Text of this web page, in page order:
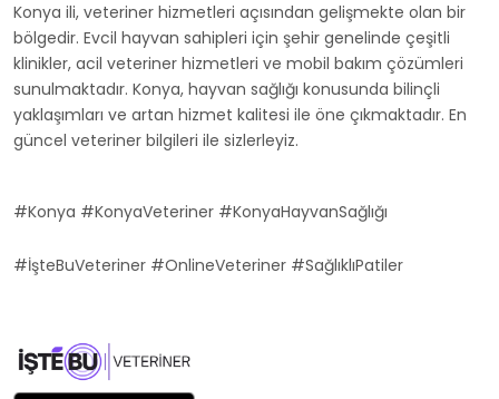
Konya ili, veteriner hizmetleri açısından gelişmekte olan bir
bölgedir. Evcil hayvan sahipleri için şehir genelinde çeşitli
klinikler, acil veteriner hizmetleri ve mobil bakım çözümleri
sunulmaktadır. Konya, hayvan sağlığı konusunda bilinçli
yaklaşımları ve artan hizmet kalitesi ile öne çıkmaktadır. En
güncel veteriner bilgileri ile sizlerleyiz.
#Konya #KonyaVeteriner #KonyaHayvanSağlığı
#İşteBuVeteriner #OnlineVeteriner #SağlıklıPatiler